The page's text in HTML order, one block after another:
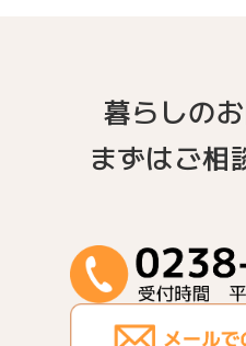
暮らしのお
まずはご相